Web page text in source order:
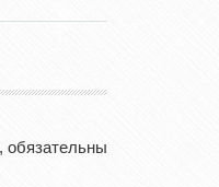
обязательны